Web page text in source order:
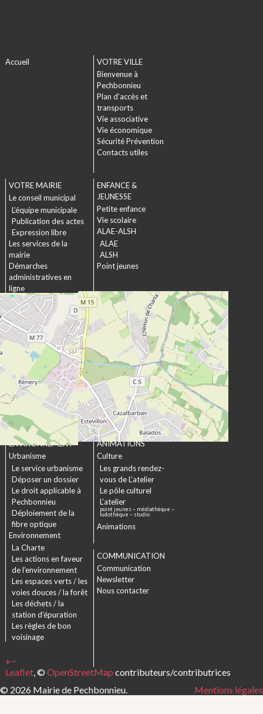
+−
Leaflet, © OpenStreetMap contributeurs/contributrices
Accueil
VOTRE VILLE
Bienvenue à
Pechbonnieu
Plan d’accès et
transports
Vie associative
Vie économique
Sécurité Prévention
Contacts utiles
VOTRE MAIRIE
Le conseil municipal
L’équipe municipale
Publication des actes
Expression libre
Les services de la
mairie
Démarches
administratives en
ligne
Formulaires
Marchés publics
ENFANCE &
JEUNESSE
Petite enfance
Vie scolaire
ALAE-ALSH
ALAE
ALSH
Point jeunes
SOCIAL &
SOLIDARITÉ
Actions municipales
La commission
intergénérationnelle
Maison de retraite La
chartreuse
Les établissements
médico-sociaux
Projet Se Canto
URBANISME &
ENVIRONNEMENT
Urbanisme
Le service urbanisme
Déposer un dossier
Le droit applicable à
Pechbonnieu
Déploiement de la
fibre optique
Environnement
La Charte
Les actions en faveur
de l’environnement
Les espaces verts / les
voies douces / la forêt
Les déchets / la
station d’épuration
Les règles de bon
voisinage
CULTURE &
ANIMATIONS
Culture
Les grands rendez-
vous de L’atelier
Le pôle culturel
L’atelier
point jeunes – médiathèque –
ludothèque – studio
Animations
COMMUNICATION
Communication
Newsletter
Nous contacter
© 2026 Mairie de Pechbonnieu. Mentions légales